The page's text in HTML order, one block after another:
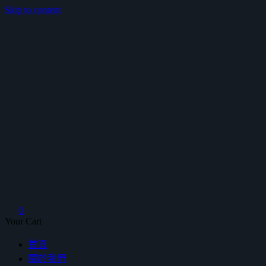
Skip to content
0
Your Cart
首頁
關於我們